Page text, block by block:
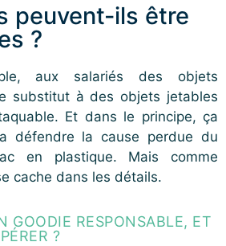
peuvent-ils être
?
aux salariés des objets
substitut à des objets jetables
Et dans le principe, ça
défendre la cause perdue du
en plastique. Mais comme
cache dans les détails.
GOODIE RESPONSABLE, ET
?